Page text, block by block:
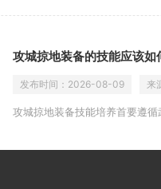
攻城掠地装备的技能应该如
发布时间： 2026-08-09 来
攻城掠地装备技能培养首要遵